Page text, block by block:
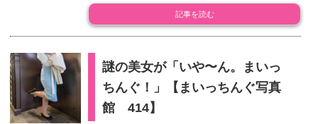
記事を読む
謎の美女が「いや〜ん。まいっ
ちんぐ！」【まいっちんぐ写真
館 414】